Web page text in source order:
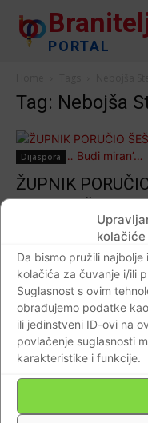
kolačiće
Da bismo pružili
kolačića za čuvanje i/ili
Suglasnost s ovim
obrađujemo podatke
ili jedinstveni ID-ovi na
povlačenje suglasnosti
karakteristike i funkcije.
PORTAL
Tag: Nebojša
Dijaspora
ŽUPNIK
ne dolaziš u
Braniteljski portal -
Impressum
© Newspaper